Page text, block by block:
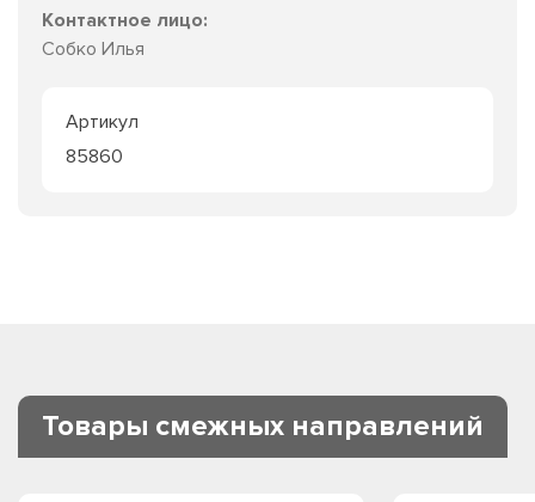
Контактное лицо:
Собко Илья
Артикул
85860
Товары смежных направлений